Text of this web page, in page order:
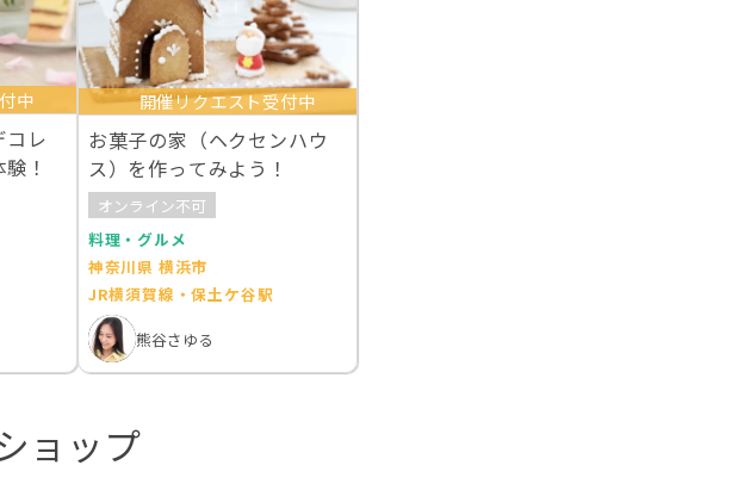
中
コレ
！
開催リクエスト受付中
お菓子の家（ヘクセンハウ
ス）を作ってみよう！
オンライン不可
料理・グルメ
神奈川県 横浜市
JR横須賀線・保土ケ谷駅
熊谷さゆる
ョップ